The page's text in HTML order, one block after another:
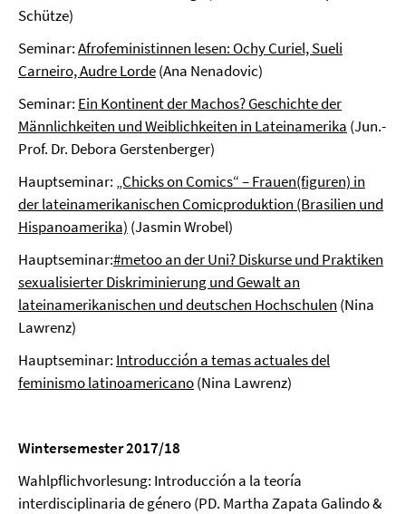
Schütze)
Seminar:Afrofeministinnen lesen: Ochy Curiel, Sueli
Carneiro, Audre Lorde(Ana Nenadovic)
Seminar: Ein Kontinent der Machos? Geschichte der
Männlichkeiten und Weiblichkeiten in Lateinamerika (Jun.-
Prof. Dr. Debora Gerstenberger)
Hauptseminar: „Chicks on Comics“ – Frauen(figuren) in
der lateinamerikanischen Comicproduktion (Brasilien und
Hispanoamerika) (Jasmin Wrobel)
Hauptseminar:#metoo an der Uni? Diskurse und Praktiken
sexualisierter Diskriminierung und Gewalt an
lateinamerikanischen und deutschen Hochschulen (Nina
Lawrenz)
Hauptseminar: Introducción a temas actuales del
feminismo latinoamericano(Nina Lawrenz)
Wintersemester 2017/18
Wahlpflichvorlesung: Introducción a la teoría
interdisciplinaria de género (PD. Martha Zapata Galindo &